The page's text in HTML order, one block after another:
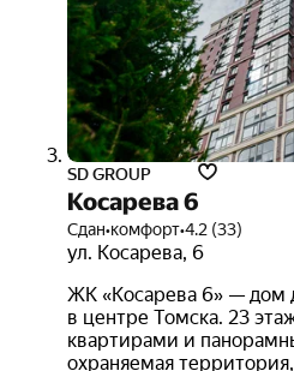
SD GROUP
Косарева 6
Сдан•комфорт•4.2 (33)
ул. Косарева, 6
ЖК «Косарева 6» — дом
в центре Томска. 23
квартирами и
охраняемая